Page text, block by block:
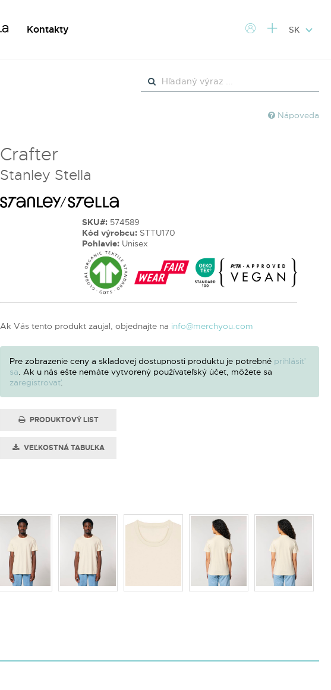
Kontakty SK
Nápoveda
Crafter
Stanley Stella
SKU#:574589
Kód výrobcu:STTU170
Pohlavie:Unisex
Ak Vás tento produkt zaujal, objednajte na info@merchyou.com
Pre zobrazenie ceny a skladovej dostupnosti produktu je potrebné prihlásiť
sa . Ak u nás ešte nemáte vytvorený používateľský účet, môžete sa
zaregistrovať.
PRODUKTOVÝ LIST
VEĽKOSTNÁ TABUĽKA